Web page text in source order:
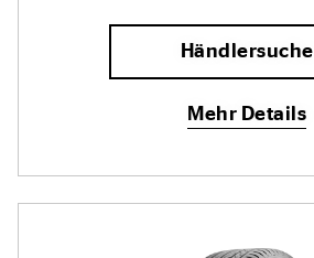
Händlersuche
Mehr Details